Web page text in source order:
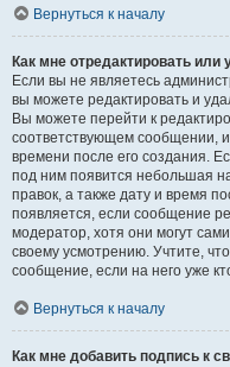
Вернуться к началу
Как мне отредактировать
Если вы не являетесь
вы можете редактировать и
Вы можете перейти к
соответствующем сообщении,
времени после его создания.
под ним появится небольшая
правок, а также дату и время
появляется, если сообщение
модератор, хотя они могут
своему усмотрению. Учтите,
сообщение, если на него уже
Вернуться к началу
Как мне добавить подпись к